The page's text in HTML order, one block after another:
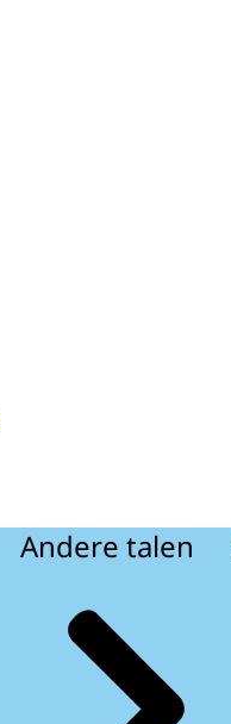
Andere talen